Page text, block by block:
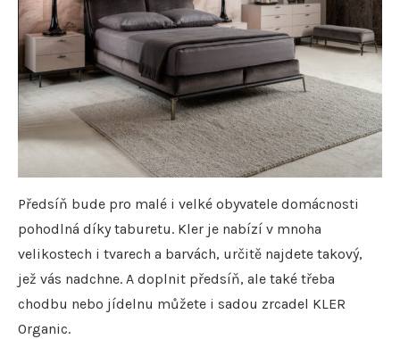
Předsíň bude pro malé i velké obyvatele domácnosti
pohodlná díky taburetu. Kler je nabízí v mnoha
velikostech i tvarech a barvách, určitě najdete takový,
jež vás nadchne. A doplnit předsíň, ale také třeba
chodbu nebo jídelnu můžete i sadou zrcadel KLER
Organic.